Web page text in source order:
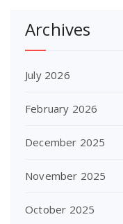
Archives
July 2026
February 2026
December 2025
November 2025
October 2025